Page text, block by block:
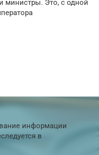
министры. Это, с одной
информации
в